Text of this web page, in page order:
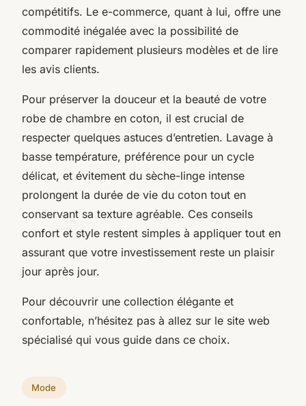
compétitifs. Le e-commerce, quant à lui, offre une
commodité inégalée avec la possibilité de
comparer rapidement plusieurs modèles et de lire
les avis clients.
Pour préserver la douceur et la beauté de votre
robe de chambre en coton, il est crucial de
respecter quelques astuces d’entretien. Lavage à
basse température, préférence pour un cycle
délicat, et évitement du sèche-linge intense
prolongent la durée de vie du coton tout en
conservant sa texture agréable. Ces conseils
confort et style restent simples à appliquer tout en
assurant que votre investissement reste un plaisir
jour après jour.
Pour découvrir une collection élégante et
confortable, n’hésitez pas à allez sur le site web
spécialisé qui vous guide dans ce choix.
Mode